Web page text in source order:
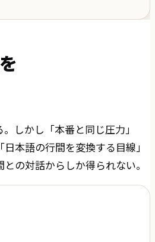
しかし「本番と同じ圧力」
日本語の行間を変換する目線」
の対話からしか得られない。